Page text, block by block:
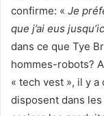
confirme: « Je
que j’ai eus
dans ce que Tye
hommes-robots?
« tech vest », il y
disposent dans